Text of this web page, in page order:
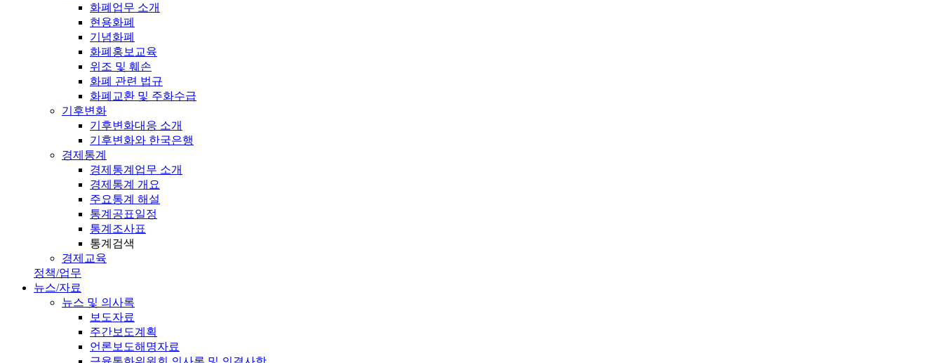
화폐업무 소개
현용화폐
기념화폐
화폐홍보교육
위조 및 훼손
화폐 관련 법규
화폐교환 및 주화수급
기후변화
기후변화대응 소개
기후변화와 한국은행
경제통계
경제통계업무 소개
경제통계 개요
주요통계 해설
통계공표일정
통계조사표
통계검색
경제교육
정책/업무
뉴스/자료
뉴스 및 의사록
보도자료
주간보도계획
언론보도해명자료